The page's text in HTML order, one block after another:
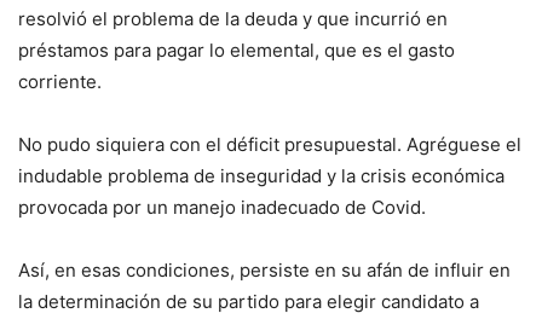
resolvió el problema de la deuda y que incurrió en
préstamos para pagar lo elemental, que es el gasto
corriente.
No pudo siquiera con el déficit presupuestal. Agréguese el
indudable problema de inseguridad y la crisis económica
provocada por un manejo inadecuado de Covid.
Así, en esas condiciones, persiste en su afán de influir en
la determinación de su partido para elegir candidato a